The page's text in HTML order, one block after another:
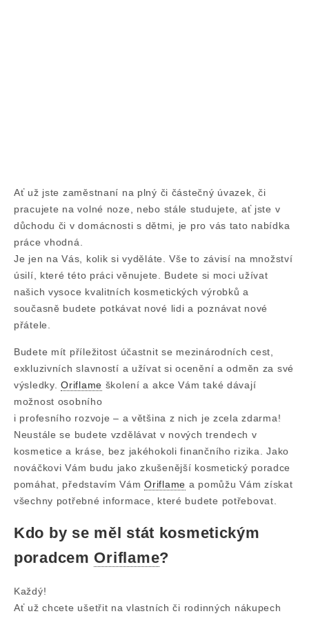
Ať už jste zaměstnaní na plný či částečný úvazek, či
pracujete na volné noze, nebo stále studujete, ať jste v
důchodu či v domácnosti s dětmi, je pro vás tato nabídka
práce vhodná.
Je jen na Vás, kolik si vyděláte. Vše to závisí na množství
úsilí, které této práci věnujete. Budete si moci užívat
našich vysoce kvalitních kosmetických výrobků a
současně budete potkávat nové lidi a poznávat nové
přátele.
Budete mít příležitost účastnit se mezinárodních cest,
exkluzivních slavností a užívat si ocenění a odměn za své
výsledky.Oriflame školení a akce Vám také dávají
možnost osobního
i profesního rozvoje – a většina z nich je zcela zdarma!
Neustále se budete vzdělávat v nových trendech v
kosmetice a kráse, bez jakéhokoli finančního rizika. Jako
nováčkovi Vám budu jako zkušenější kosmetický poradce
pomáhat, představím VámOriflame a pomůžu Vám získat
všechny potřebné informace, které budete potřebovat.
Kdo by se měl stát kosmetickým
poradcem Oriflame?
Každý!
Ať už chcete ušetřit na vlastních či rodinných nákupech